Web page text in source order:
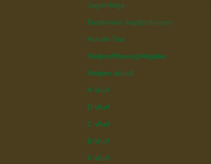
Jagderfolge
Ergebnisse Jagdprüfungen
Hündin Trixi
Welpen/Planung/Abgabe
Welpen aktuell
A-Wurf
D-Wurf
C-Wurf
B-Wurf
F-Wurf